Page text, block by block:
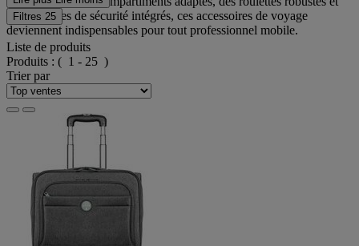
des systèmes de sécurité intégrés, ces accessoires de voyage
deviennent indispensables pour tout professionnel mobile.
Filtres 25
Liste de produits
Produits : ( 1 - 25 )
Trier par